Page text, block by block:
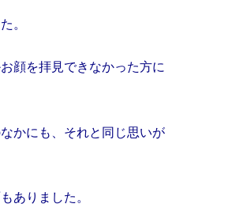
。
顔を拝見できなかった方に
かにも、それと同じ思いが
ありました。